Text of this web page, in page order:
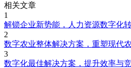
相关文章
1
解锁企业新势能，人力资源数字化
2
数字农业整体解决方案，重塑现代
3
数字化最佳解决方案，提升效率与